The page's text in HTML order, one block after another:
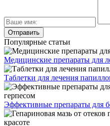
Популярные статьи
Медицинские препараты для
Таблетки для лечения
Эффективные препараты для